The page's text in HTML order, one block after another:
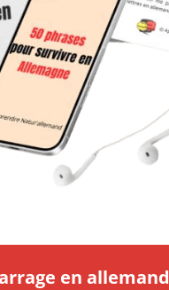
en allemand